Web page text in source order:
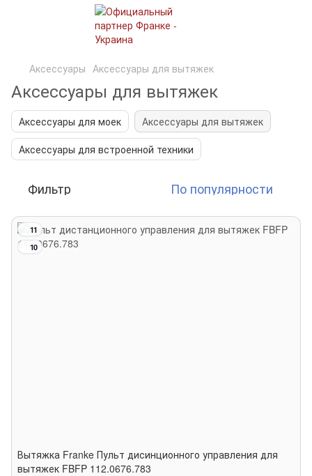
Аксессуары Аксессуары для вытяжек
Аксессуары для вытяжек
Аксессуары для моек
Аксессуары для вытяжек
Аксессуары для встроенной техники
Фильтр По популярности
11
10
Вытяжка Franke Пульт дисинционного управления для
вытяжек FBFP 112.0676.783